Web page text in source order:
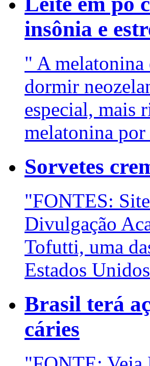
insônia e
" A
dormir
especial, mais
melatonina
Sorvetes
"FONTES:
Divulgação
Tofutti, uma
Estados
Brasil terá
cáries